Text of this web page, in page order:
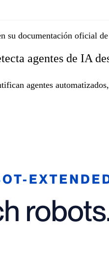
su documentación oficial
agentes de IA
agentes